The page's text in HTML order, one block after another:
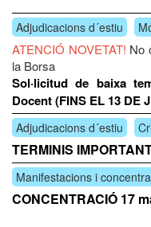
Adjudicacions d´estiu
ATENCIÓ NOVETAT! No
la Borsa
Sol·licitud de baixa
Docent (FINS EL 13 DE
Adjudicacions d´estiu
TERMINIS
Manifestacions i
CONCENTRACIÓ 17